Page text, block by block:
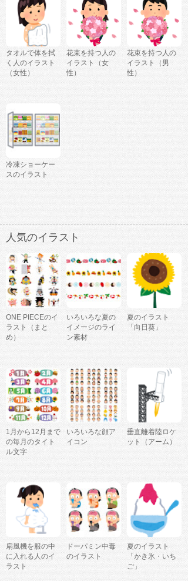
タオルで体を拭
く人のイラスト
（女性）
花束を持つ人の
イラスト（女
性）
花束を持つ人の
イラスト（男
性）
冷凍ショーケー
スのイラスト
人気のイラスト
ONE PIECEのイ
ラスト（まと
め）
いろいろな夏の
イメージのライ
ン素材
夏のイラスト
「向日葵」
1月から12月まで
の毎月のタイト
ル文字
いろいろな顔ア
イコン
垂直離着陸ロケ
ット（アーム）
扇風機を服の中
に入れる人のイ
ラスト
ドーパミン中毒
のイラスト
夏のイラスト
「かき氷・いち
ご」